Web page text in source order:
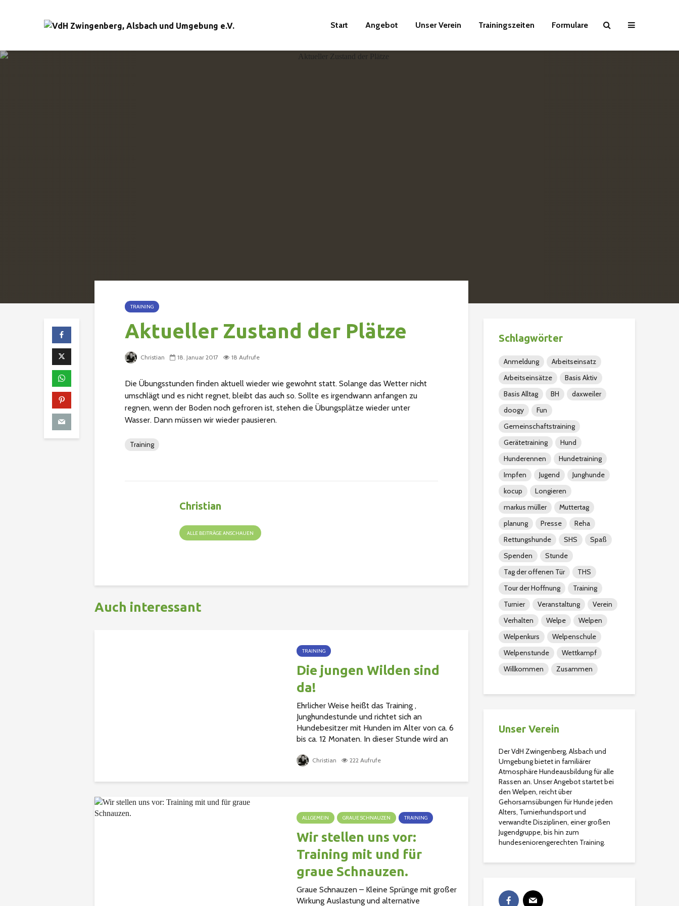
Start Angebot Unser Verein Trainingszeiten Formulare
TRAINING
Aktueller Zustand der Plätze
Christian 18. Januar 2017 18 Aufrufe
Die Übungsstunden finden aktuell wieder wie gewohnt statt. Solange das Wetter nicht
umschlägt und es nicht regnet, bleibt das auch so. Sollte es irgendwann anfangen zu
regnen, wenn der Boden noch gefroren ist, stehen die Übungsplätze wieder unter
Wasser. Dann müssen wir wieder pausieren.
Training
Christian
ALLE BEITRÄGE ANSCHAUEN
Auch interessant
TRAINING
Die jungen Wilden sind
da!
Ehrlicher Weise heißt das Training ,
Junghundestunde und richtet sich an
Hundebesitzer mit Hunden im Alter von ca. 6
bis ca. 12 Monaten. In dieser Stunde wird an
der... Christian 222 Aufrufe
ALLGEMEIN GRAUE SCHNAUZEN TRAINING
Wir stellen uns vor:
Training mit und für
graue Schnauzen.
Graue Schnauzen – Kleine Sprünge mit großer
Wirkung Auslastung und alternative
Schlagwörter
Anmeldung
Arbeitseinsatz
Arbeitseinsätze
Basis Aktiv
Basis Alltag
BH
daxweiler
doogy
Fun
Gemeinschaftstraining
Gerätetraining
Hund
Hunderennen
Hundetraining
Impfen
Jugend
Junghunde
kocup
Longieren
markus müller
Muttertag
planung
Presse
Reha
Rettungshunde
SHS
Spaß
Spenden
Stunde
Tag der offenen Tür
THS
Tour der Hoffnung
Training
Turnier
Veranstaltung
Verein
Verhalten
Welpe
Welpen
Welpenkurs
Welpenschule
Welpenstunde
Wettkampf
Willkommen
Zusammen
Unser Verein
Der VdH Zwingenberg, Alsbach und
Umgebung bietet in familiärer
Atmosphäre Hundeausbildung für alle
Rassen an. Unser Angebot startet bei
den Welpen, reicht über
Gehorsamsübungen für Hunde jeden
Alters, Turnierhundsport und
verwandte Disziplinen, einer großen
Jugendgruppe, bis hin zum
hundeseniorengerechten Training.